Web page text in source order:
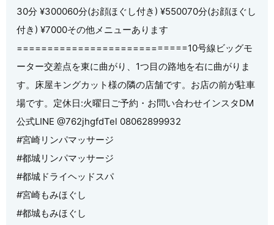
30分 ¥300060分(お顔ほぐし付き) ¥550070分(お顔ほぐし
付き) ¥7000その他メニューあります
============================10号線ビッグモ
ーター交差点を東に曲がり、1つ目の路地を右に曲がりま
す。床屋キングカット様の隣の店舗です。お店の前が駐車
場です。定休日:火曜日ご予約・お問い合わせインスタDM
公式LINE @762jhgfdTel 08062899932
#宮崎リンパマッサージ
#都城リンパマッサージ
#都城ドライヘッドスパ
#宮崎もみほぐし
#都城もみほぐし